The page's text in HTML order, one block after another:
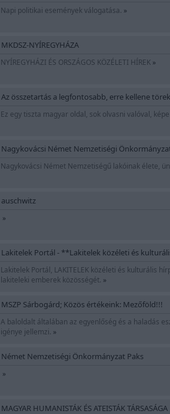
Napi politikai események válogatása. »
MKDSZ-NYÍREGYHÁZA
NYÍREGYHÁZI ÉS ORSZÁGOS KÖZÉLETI HÍREK »
Az összetartás a legfontosabb, erre kellene
Ez egy tiszta magyar oldal, sok olvasni valóval,
Nagykovácsi Német Nemzetiségi
Nagykovácsi Német Nemzetiségű lakóinak élete,
auschwitz
»
Lakitelek Portál - **Lakitelek közéleti és
Lakitelek Portál, LAKITELEK közéleti és kulturális
lakiteleki emberek közösségét. »
MSZP Sárbogárd; Közös értékeink: Mezőföld!!!
A baloldalt általában az egyenlőség és a haladás
igénye jellemzi. »
Német Nemzetiségi Önkormányzat Paks
»
MAGYAR HUMANISTÁK ÉS ATEISTÁK TÁRSASÁGA